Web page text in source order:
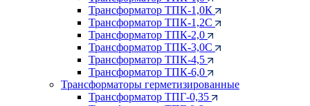
Трансформатор ТПК-1,0К
Трансформатор ТПК-1,2С
Трансформатор ТПК-2,0
Трансформатор ТПК-3,0С
Трансформатор ТПК-4,5
Трансформатор ТПК-6,0
Трансформаторы герметизированные
Трансформатор ТПГ-0,35